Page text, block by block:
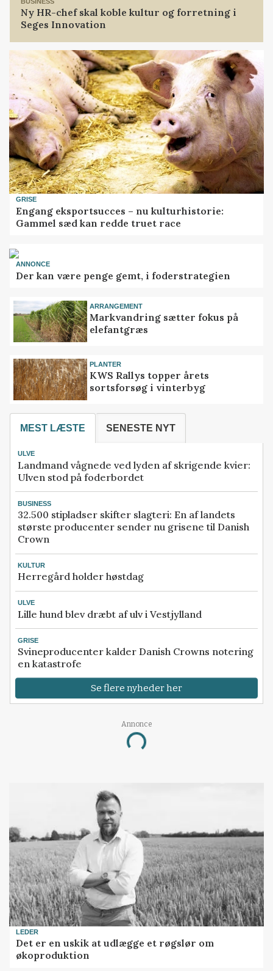
Ny HR-chef skal koble kultur og forretning i
Seges Innovation
GRISE
Engang eksportsucces – nu kulturhistorie:
Gammel sæd kan redde truet race
ANNONCE
Der kan være penge gemt, i foderstrategien
ARRANGEMENT
Markvandring sætter fokus på
elefantgræs
PLANTER
KWS Rallys topper årets
sortsforsøg i vinterbyg
MEST LÆSTE SENESTE NYT
ULVE
Landmand vågnede ved lyden af skrigende kvier:
Ulven stod på foderbordet
BUSINESS
32.500 stipladser skifter slagteri: En af landets
største producenter sender nu grisene til Danish
Crown
KULTUR
Herregård holder høstdag
ULVE
Lille hund blev dræbt af ulv i Vestjylland
GRISE
Svineproducenter kalder Danish Crowns notering
en katastrofe
Se flere nyheder her
Annonce
Loading...
LEDER
Det er en uskik at udlægge et røgslør om
økoproduktion